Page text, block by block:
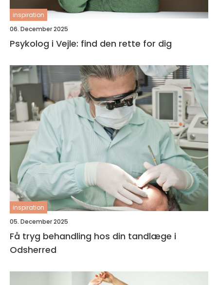
inspiration
06. December 2025
Psykolog i Vejle: find den rette for dig
inspiration
05. December 2025
Få tryg behandling hos din tandlæge i
Odsherred